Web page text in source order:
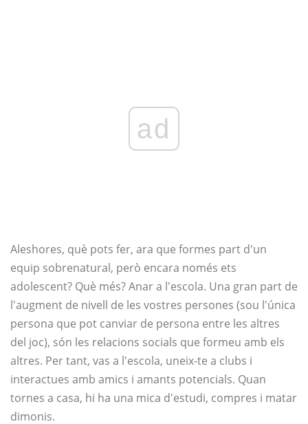
ad
Aleshores, què pots fer, ara que formes part d'un
equip sobrenatural, però encara només ets
adolescent? Què més? Anar a l'escola. Una gran part de
l'augment de nivell de les vostres persones (sou l'única
persona que pot canviar de persona entre les altres
del joc), són les relacions socials que formeu amb els
altres. Per tant, vas a l'escola, uneix-te a clubs i
interactues amb amics i amants potencials. Quan
tornes a casa, hi ha una mica d'estudi, compres i matar
dimonis.